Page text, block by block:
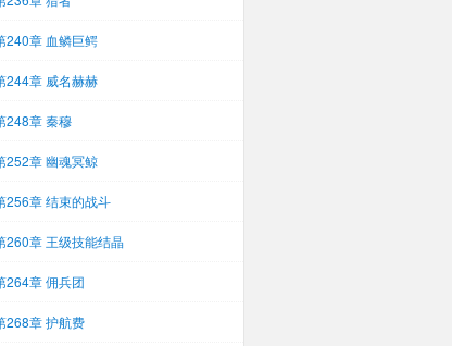
240章 血鳞巨鳄
244章 威名赫赫
248章 秦穆
252章 幽魂冥鲸
256章 结束的战斗
260章 王级技能结晶
264章 佣兵团
268章 护航费